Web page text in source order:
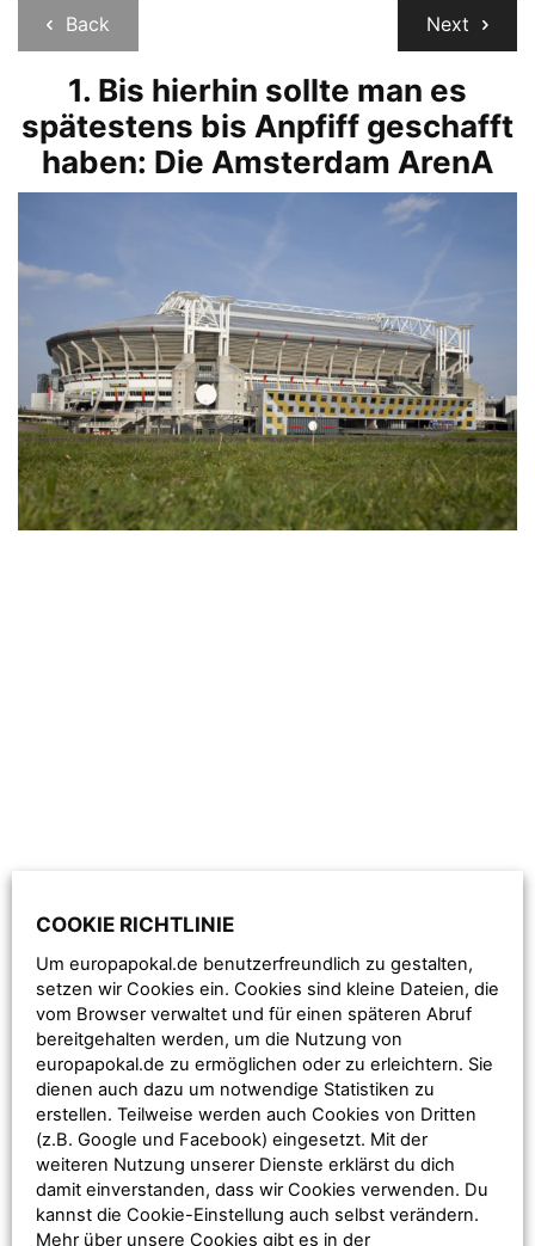
Back Next
1. Bis hierhin sollte man es
spätestens bis Anpfiff geschafft
haben: Die Amsterdam ArenA
Das Stadion im Südosten von Amsterdam bietet Platz für
etwa 53.000 Zuschauer. Am 14. August 1996 fand das
Eröffnungsspiel gegen AC Mailand (0:3) statt. Die
COOKIE RICHTLINIE
Um europapokal.de benutzerfreundlich zu gestalten,
setzen wir Cookies ein. Cookies sind kleine Dateien, die
vom Browser verwaltet und für einen späteren Abruf
bereitgehalten werden, um die Nutzung von
europapokal.de zu ermöglichen oder zu erleichtern. Sie
dienen auch dazu um notwendige Statistiken zu
erstellen. Teilweise werden auch Cookies von Dritten
(z.B. Google und Facebook) eingesetzt. Mit der
weiteren Nutzung unserer Dienste erklärst du dich
damit einverstanden, dass wir Cookies verwenden. Du
kannst die Cookie-Einstellung auch selbst verändern.
Mehr über unsere Cookies gibt es in der